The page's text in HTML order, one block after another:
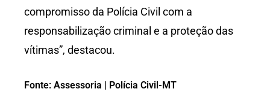
compromisso da Polícia Civil com a
responsabilização criminal e a proteção das
vítimas”, destacou.
Fonte: Assessoria | Polícia Civil-MT